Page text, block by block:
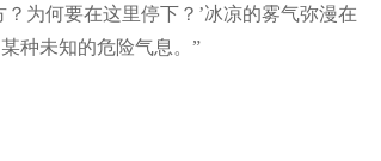
为何要在这里停下？’冰凉的雾气弥漫在
种未知的危险气息。”